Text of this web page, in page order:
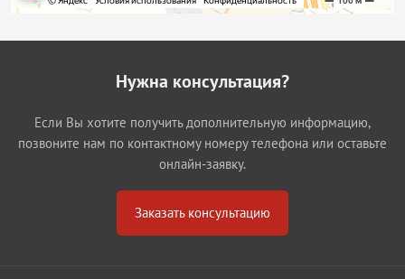
Нужна консультация?
Если Вы хотите получить дополнительную информацию,
позвоните нам по контактному номеру телефона или оставьте
онлайн-заявку.
Заказать консультацию